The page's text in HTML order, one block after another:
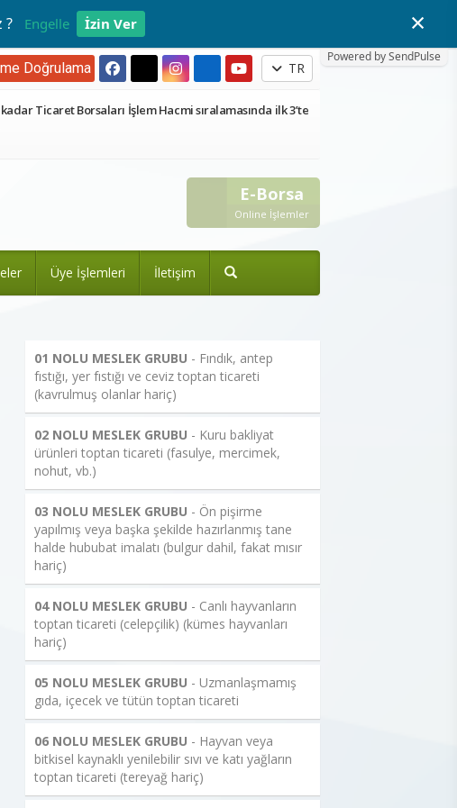
? Engelle İzin Ver
Powered by SendPulse
×
TR
Doğrulama
kadar Ticaret Borsaları İşlem Hacmi sıralamasında ilk 3’te
E-Borsa
Online İşlemler
Üye İşlemleri İletişim
01 NOLU MESLEK GRUBU - Fındık, antep
fıstığı, yer fıstığı ve ceviz toptan ticareti
(kavrulmuş olanlar hariç)
02 NOLU MESLEK GRUBU - Kuru bakliyat
ürünleri toptan ticareti (fasulye, mercimek,
nohut, vb.)
03 NOLU MESLEK GRUBU - Ön pişirme
yapılmış veya başka şekilde hazırlanmış tane
halde hububat imalatı (bulgur dahil, fakat mısır
hariç)
04 NOLU MESLEK GRUBU - Canlı hayvanların
toptan ticareti (celepçilik) (kümes hayvanları
hariç)
05 NOLU MESLEK GRUBU - Uzmanlaşmamış
gıda, içecek ve tütün toptan ticareti
06 NOLU MESLEK GRUBU - Hayvan veya
bitkisel kaynaklı yenilebilir sıvı ve katı yağların
toptan ticareti (tereyağ hariç)